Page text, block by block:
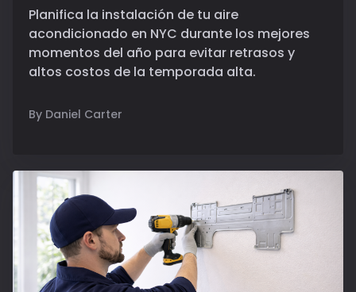
Planifica la instalación de tu aire
acondicionado en NYC durante los mejores
momentos del año para evitar retrasos y
altos costos de la temporada alta.
By Daniel Carter